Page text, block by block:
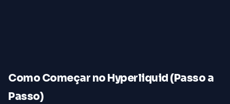
Como Começar no Hyperliquid (Passo a
Passo)